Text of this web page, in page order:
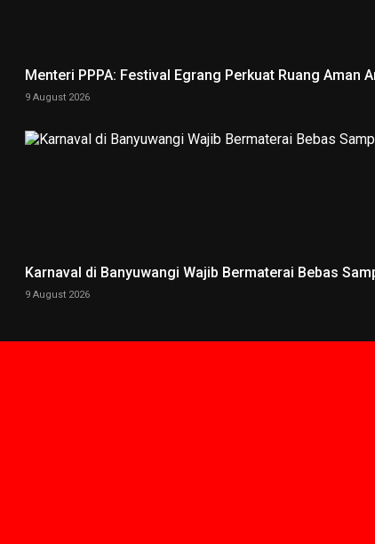
Menteri PPPA: Festival Egrang Perkuat Ruang Aman
9 August 2026
Karnaval di Banyuwangi Wajib Bermaterai Bebas
9 August 2026